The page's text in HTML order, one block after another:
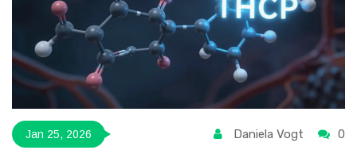
Jan 25, 2026 Daniela Vogt 0